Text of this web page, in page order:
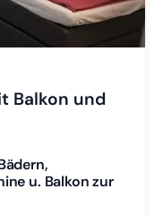
1 wechseln
2 wechseln
3 wechseln
Balkon und
u. Balkon zur